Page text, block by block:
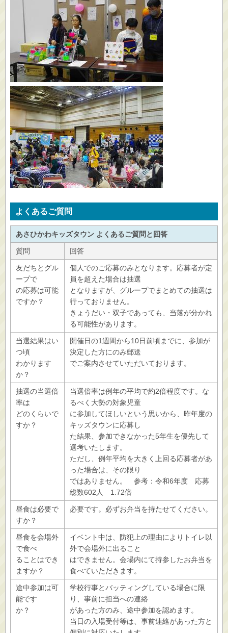
よくあるご質問
あさひかわキッズタウン よくあるご質問と回答
質問 回答
友だちとグル
ープで
の応募は可能
ですか？
個人でのご応募のみとなります。応募者が定
員を超えた場合は抽選
となりますが、グループでまとめての抽選は
行っておりません。
きょうだい・双子であっても、当落が分かれ
る可能性があります。
当選結果はい
つ頃
わかります
か？
開催日の1週間から10日前頃までに、参加が
決定した方にのみ郵送
でご案内させていただいております。
抽選の当選倍
率は
どのくらいで
すか？
当選倍率は例年の平均で約2倍程度です。な
るべく大勢の対象児童
に参加してほしいという思いから、昨年度の
キッズタウンに応募し
た結果、参加できなかった5年生を優先して
選考いたします。
ただし、例年平均を大きく上回る応募者があ
った場合は、その限り
ではありません。 参考：令和6年度 応募
総数602人 1.72倍
昼食は必要で
すか？
必要です。必ずお弁当を持たせてください。
昼食を会場外
で食べ
ることはでき
ますか？
イベント中は、防犯上の理由によりトイレ以
外で会場外に出ること
はできません。会場内にて持参したお弁当を
食べていただきます。
途中参加は可
能です
か？
学校行事とバッティングしている場合に限
り、事前に担当への連絡
があった方のみ、途中参加を認めます。
当日の入場受付等は、事前連絡があった方と